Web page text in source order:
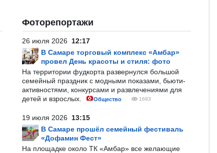
Фоторепортажи
26 июля 2026 12:17
В Самаре торговый комплекс «Амбар»
провел День красоты и стиля: фото
На территории фудкорта развернулся большой
семейный праздник с модными показами, бьюти-
активностями, конкурсами и развлечениями для
детей и взрослых.
Общество 1693
19 июля 2026 13:15
В Самаре прошёл семейный фестиваль
«Дофамин Фест»
На площадке около ТК «Амбар» все желающие